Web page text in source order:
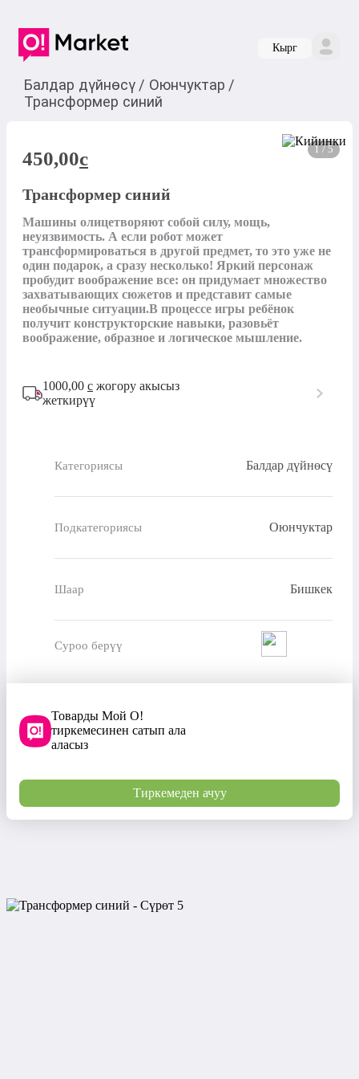
Кырг
Балдар дүйнөсү / Оюнчуктар /
Трансформер синий
1 / 5
450,00c
Трансформер синий
Машины олицетворяют собой силу, мощь,
неуязвимость. А если робот может
трансформироваться в другой предмет, то это уже не
один подарок, а сразу несколько! Яркий персонаж
пробудит воображение все: он придумает множество
захватывающих сюжетов и представит самые
необычные ситуации.В процессе игры ребёнок
получит конструкторские навыки, разовьёт
воображение, образное и логическое мышление.
1000,00 с жогору акысыз
жеткирүү
Категориясы Балдар дүйнөсү
Подкатегориясы Оюнчуктар
Шаар Бишкек
Суроо берүү
Товарды Мой О!
тиркемесинен сатып ала
аласыз
Тиркемеден ачуу